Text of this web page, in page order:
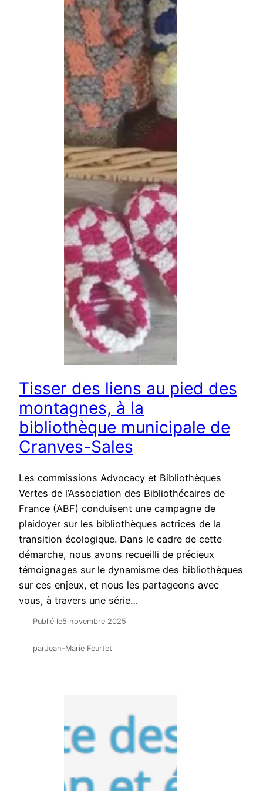
Tisser des liens au pied des
montagnes, à la
bibliothèque municipale de
Cranves-Sales
Les commissions Advocacy et Bibliothèques
Vertes de l’Association des Bibliothécaires de
France (ABF) conduisent une campagne de
plaidoyer sur les bibliothèques actrices de la
transition écologique. Dans le cadre de cette
démarche, nous avons recueilli de précieux
témoignages sur le dynamisme des bibliothèques
sur ces enjeux, et nous les partageons avec
vous, à travers une série…
Publié le5 novembre 2025
parJean-Marie Feurtet